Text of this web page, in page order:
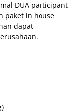
DUA participant
paket in house
dapat